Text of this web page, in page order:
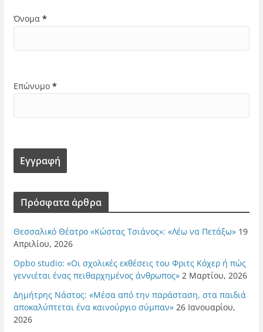
Όνομα *
Επώνυμο *
Πρόσφατα άρθρα
Θεσσαλικό Θέατρο «Κώστας Τσιάνος»: «Λέω να Πετάξω» 19
Απριλίου, 2026
Opbo studio: «Οι σχολικές εκθέσεις του Φριτς Κόχερ ή πώς
γεννιέται ένας πειθαρχημένος άνθρωπος» 2 Μαρτίου, 2026
Δημήτρης Νάστος: «Μέσα από την παράσταση, στα παιδιά
αποκαλύπτεται ένα καινούργιο σύμπαν» 26 Ιανουαρίου,
2026